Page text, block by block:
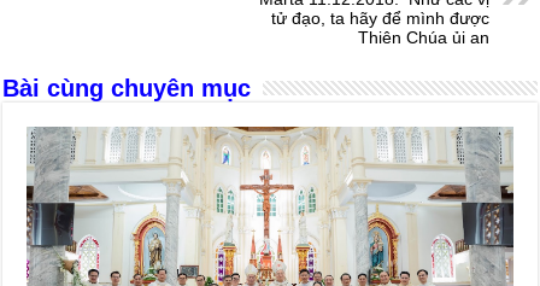
tử đạo, ta hãy để mình được
Thiên Chúa ủi an
Bài cùng chuyên mục